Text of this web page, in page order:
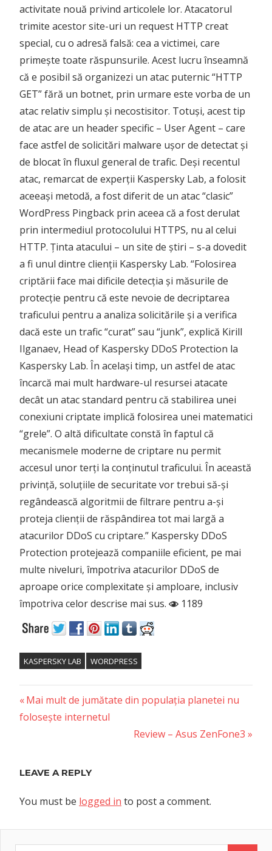
activitate nouă privind articolele lor. Atacatorul
trimite acestor site-uri un request HTTP creat
special, cu o adresă falsă: cea a victimei, care
primește toate răspunsurile. Acest lucru înseamnă
că e posibil să organizezi un atac puternic “HTTP
GET” fără un botnet, prin urmare este vorba de un
atac relativ simplu și necostisitor. Totuși, acest tip
de atac are un header specific – User Agent – care
face astfel de solicitări malware ușor de detectat și
de blocat în fluxul general de trafic. Deși recentul
atac, remarcat de experții Kaspersky Lab, a folosit
aceeași metodă, a fost diferit de un atac “clasic”
WordPress Pingback prin aceea că a fost derulat
prin intermediul protocolului HTTPS, nu al celui
HTTP. Ținta atacului – un site de știri – s-a dovedit
a fi unul dintre clienții Kaspersky Lab. “Folosirea
criptării face mai dificile detecția și măsurile de
protecție pentru că este nevoie de decriptarea
traficului pentru a analiza solicitările și a verifica
dacă este un trafic “curat” sau “junk”, explică Kirill
Ilganaev, Head of Kaspersky DDoS Protection la
Kaspersky Lab. În același timp, un astfel de atac
încarcă mai mult hardware-ul resursei atacate
decât un atac standard pentru că stabilirea unei
conexiuni criptate implică folosirea unei matematici
“grele”. O altă dificultate constă în faptul că
mecanismele moderne de criptare nu permit
accesul unor terți la conținutul traficului. În această
privință, soluțiile de securitate vor trebui să-și
regândească algoritmii de filtrare pentru a-și
proteja clienții de răspândirea tot mai largă a
atacurilor DDoS cu criptare.” Kaspersky DDoS
Protection protejează companiile eficient, pe mai
multe niveluri, împotriva atacurilor DDoS de
aproape orice complexitate și amploare, inclusiv
împotriva celor descrise mai sus.
1189
KASPERSKY LAB WORDPRESS
Post
navigation
Previous
Post:
Mai mult de jumătate din populația planetei nu
folosește internetul
Next
Review – Asus ZenFone3
LEAVE A REPLY
You must be logged in to post a comment.